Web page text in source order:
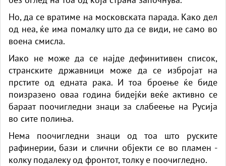
Но, да се вратиме на московската парада. Како дел
од неа, ќе има помалку што да се види, не само во
воена смисла.
Иако не може да се најде дефинитивен список,
странските државници може да се избројат на
прстите од едната рака. И тоа броење ќе биде
поизразено оваа година бидејќи веќе активно се
бараат поочигледни знаци за слабеење на Русија
во сите полиња.
Нема поочигледни знаци од тоа што руските
рафинерии, бази и слични објекти се во пламен -
колку подалеку од фронтот, толку е поочигледно.